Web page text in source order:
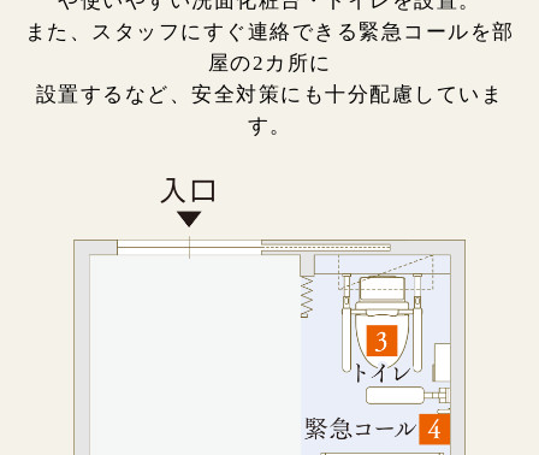
また、スタッフにすぐ連絡できる緊急コールを部
屋の2カ所に
設置するなど、安全対策にも十分配慮していま
す。